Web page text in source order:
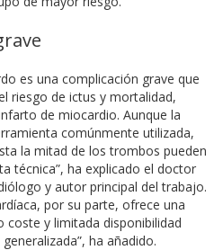
es una complicación grave que
riesgo de ictus y mortalidad,
de miocardio. Aunque la
comúnmente utilizada,
la mitad de los trombos pueden
técnica”, ha explicado el doctor
y autor principal del trabajo.
por su parte, ofrece una
y limitada disponibilidad
ha añadido.